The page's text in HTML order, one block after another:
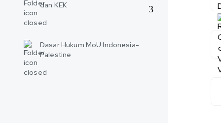
dan KEK
Dasar Hukum MoU Indonesia-
Palestine